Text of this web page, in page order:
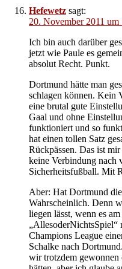
Hefewetz sagt:
20. November 2011
Ich bin auch darüber
jetzt wie Paule es
absolut Recht. Punkt.
Dortmund hätte man
schlagen können. Kein
eine brutal gute
Gaal und ohne
funktioniert und so
hat einen tollen Satz
Rückpässen. Das ist
keine Verbindung nach
Sicherheitsfußball. Mit
Aber: Hat Dortmund
Wahrscheinlich. Denn
liegen lässt, wenn es
„AllesoderNichtsSpiel“
Champions League
Schalke nach
wir trotzdem gewonnen